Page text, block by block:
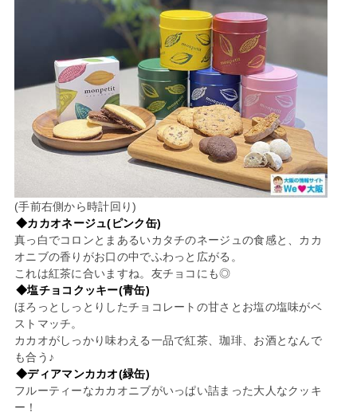
(手前右側から時計回り)
◆カカオネージュ(ピンク缶)
真っ白でコロンとまあるいカタチのネージュの食感と、カカ
オニブの香りがお口の中でふわっと広がる。
これは紅茶に合いますね。友チョコにも◎
◆塩チョコクッキー(青缶)
ほろっとしっとりしたチョコレートの甘さとお塩の塩味がベ
ストマッチ。
カカオがしっかり味わえる一品で紅茶、珈琲、お酒となんで
も合う♪
◆ディアマンカカオ(緑缶)
フルーティーなカカオニブがいっぱい詰まった大人なクッキ
ー！